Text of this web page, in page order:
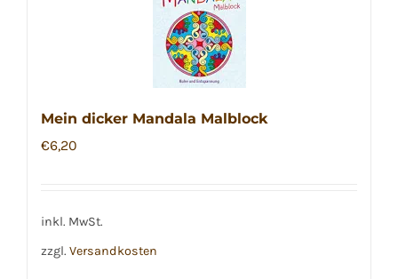
Mein dicker Mandala Malblock
€6,20
inkl. MwSt.
zzgl. Versandkosten